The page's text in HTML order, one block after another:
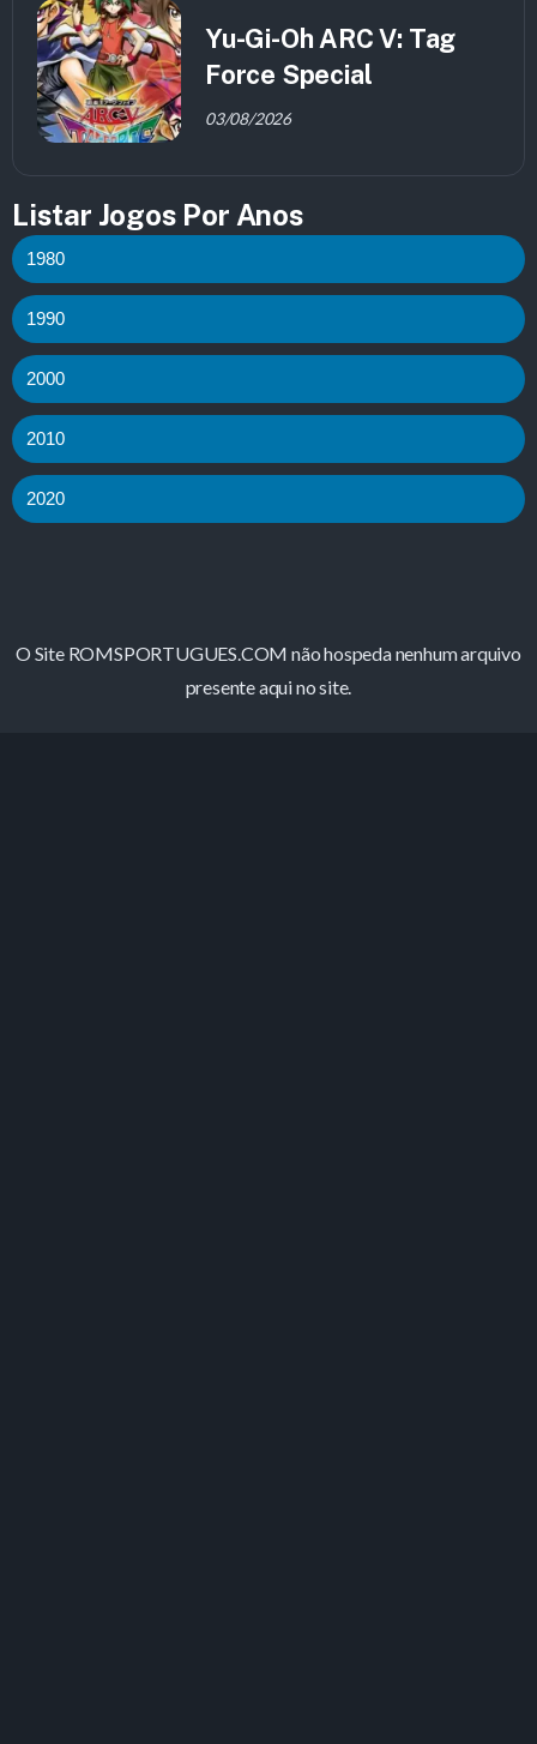
Yu-Gi-Oh ARC V: Tag
Force Special
03/08/2026
Listar Jogos Por Anos
1980
1990
2000
2010
2020
O Site ROMSPORTUGUES.COM não hospeda nenhum arquivo
presente aqui no site.